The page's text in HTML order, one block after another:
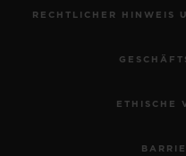
EUR
RECHTLICHER HINWEIS
ETHISCHE